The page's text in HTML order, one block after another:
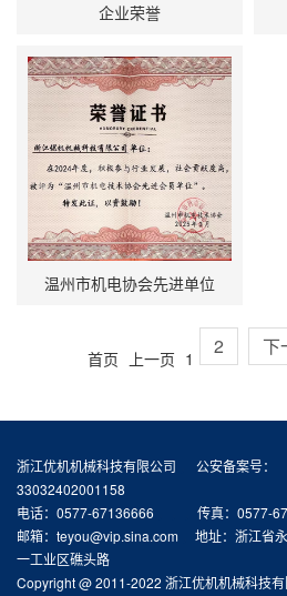
企业荣誉
温州市机电协会先进单位
首页 上一页 1 2 下
浙江优机机械科技有限公司
公安备案号：
33032402001158
电话：0577-67136666
传真：0577-
邮箱：teyou@vip.sina.com
地址：浙江省
一工业区礁头路
Copyright @ 2011-2022 浙江优机机械科技